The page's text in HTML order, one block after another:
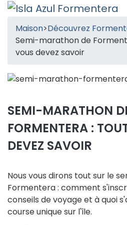
Maison>Découvrez
Semi-marathon de
vous devez savoir
SEMI-MARATHON
FORMENTERA :
DEVEZ SAVOIR
Nous vous dirons tout sur le
Formentera : comment
conseils de voyage et à quoi
course unique sur l'île.